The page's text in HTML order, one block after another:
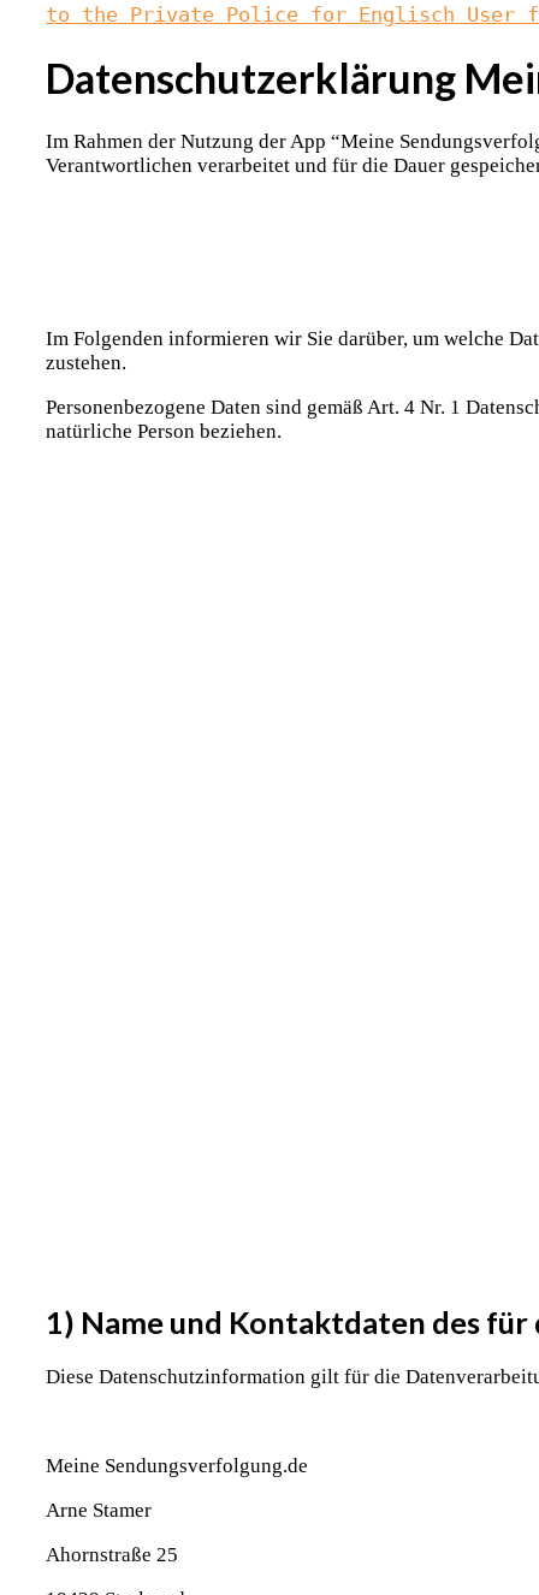
to the Private Police for Englisch User
Datenschutzerklärung
Im Rahmen der Nutzung der App “Meine
Verantwortlichen verarbeitet und für die Dauer
Im Folgenden informieren wir Sie darüber, um welche
zustehen.
Personenbezogene Daten sind gemäß Art. 4 Nr. 1
natürliche Person beziehen.
1) Name und Kontaktdaten des
Diese Datenschutzinformation gilt für die
Meine Sendungsverfolgung.de
Arne Stamer
Ahornstraße 25